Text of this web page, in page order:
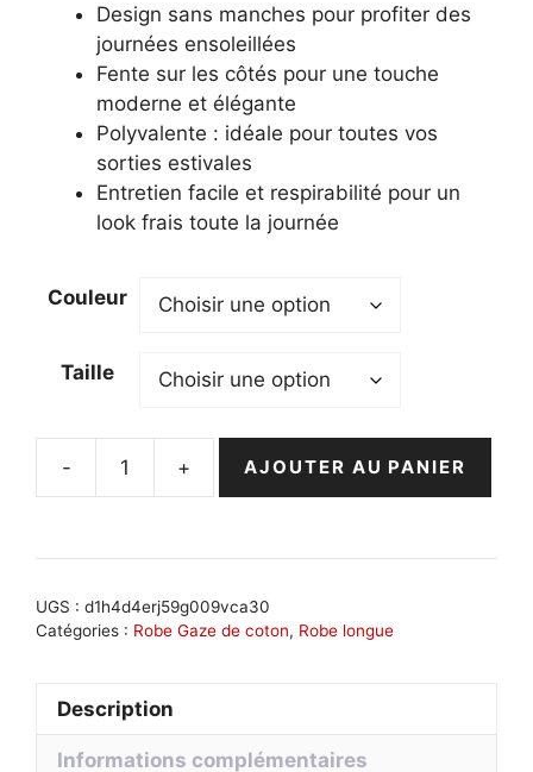
Design sans manches pour profiter des
journées ensoleillées
Fente sur les côtés pour une touche
moderne et élégante
Polyvalente : idéale pour toutes vos
sorties estivales
Entretien facile et respirabilité pour un
look frais toute la journée
Couleur
Taille
-
quantité
gaz
de
fendue
+ AJOUTER AU PANIER
UGS : d1h4d4erj59g009vca30
Catégories : Robe Gaze de coton, Robe longue
Description
Informations complémentaires